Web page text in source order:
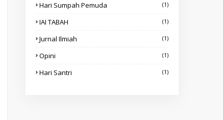
Hari Sumpah Pemuda (1)
IAI TABAH (1)
Jurnal Ilmiah (1)
Opini (1)
Hari Santri (1)